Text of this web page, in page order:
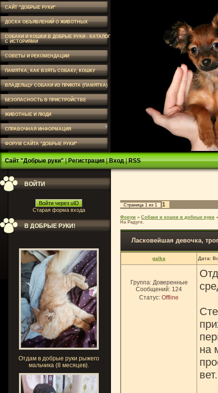
САЙТ "ДОБРЫЕ РУКИ"
ДОСКА ОБЪЯВЛЕНИЙ О ЖИВОТНЫХ
СОБАКИ И КОШКИ В ДОБРЫЕ РУКИ - КАТАЛОГ
С ИСТОРИЯМИ
СОВЕТЫ И РЕКОМЕНДАЦИИ
ПАМЯТКА, КАК ВЗЯТЬ СОБАКУ, КОШКУ
ВЛАДЕЛЬЦУ СОБАКИ ИЗ ПРИЮТА (ПАМЯТКА)
БЕЗОПАСНОСТЬ В ПРИСТРОЙСТВЕ
ЖИВОТНЫЕ И ЛЮДИ
СПРАВОЧНАЯ ИНФОРМАЦИЯ
ФОРУМ САЙТА "ДОБРЫЕ РУКИ"
Сайт "Добрые руки"|Регистрация|Вход|RSS
ВОЙТИ
Войти через uID
Старая форма входа
В ДОБРЫЕ РУКИ!
Отдам в добрые руки рыжего
мальчика (8 месяцев).
Страница 1 из 1 1
Форум » Собаки и кошки в добрые руки »
На Радуге.
Ласковейшая девочка,
galka Дата:
Группа: Доверенные
Сообщений: 124
Статус: Offline
на